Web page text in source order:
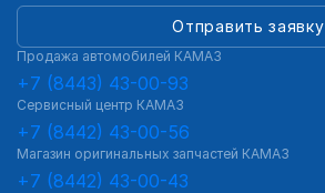
Отправить заявку
Продажа автомобилей КАМАЗ
+7 (8443) 43-00-93
Сервисный центр КАМАЗ
+7 (8442) 43-00-56
Магазин оригинальных запчастей КАМАЗ
+7 (8442) 43-00-43